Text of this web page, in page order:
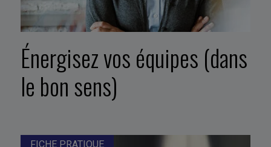
Énergisez vos équipes (dans
le bon sens)
FICHE PRATIQUE